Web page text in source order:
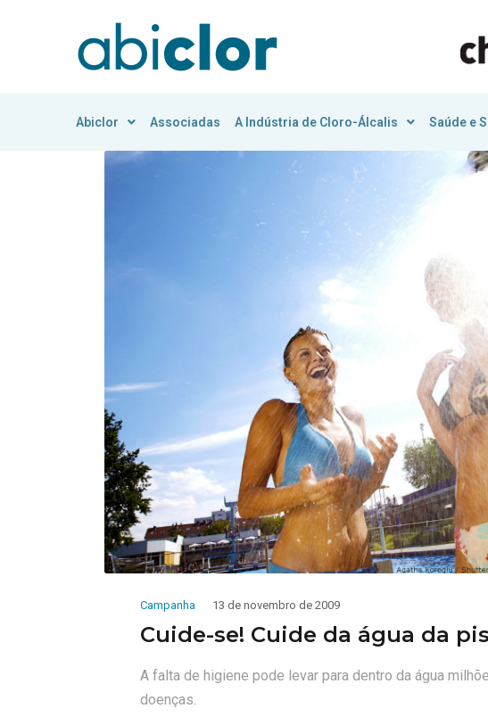
Abiclor Associadas A Indústria de Cloro-Álcalis Saúde e
Campanha 13 de novembro de 2009
Cuide-se! Cuide da água da
A falta de higiene pode levar para dentro da água
doenças.